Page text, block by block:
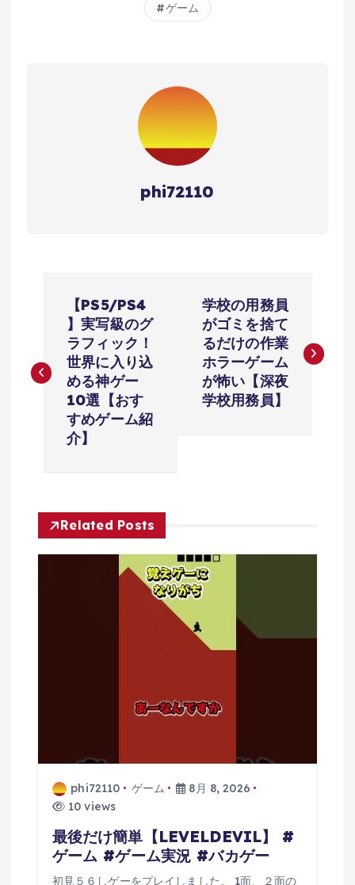
ゲーム
phi72110
ナ
シ
ョ
【PS5/PS4
】実写級のグ
ラフィック！
世界に入り込
める神ゲー
10選【おす
すめゲーム紹
介】
学校の用務員
がゴミを捨て
るだけの作業
ホラーゲーム
が怖い【深夜
学校用務員】
Related Posts
phi72110 ゲーム
8月 8, 2026
10 views
最後だけ簡単【LEVELDEVIL】 #
ゲーム #ゲーム実況 #バカゲー
初見５６しゲーをプレイしました。 1面、２面の